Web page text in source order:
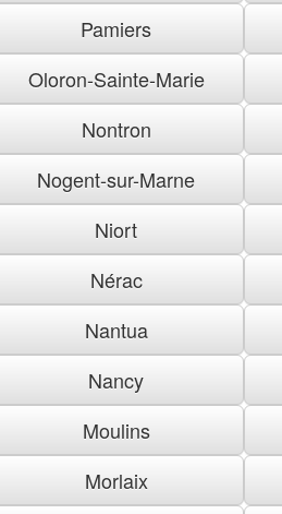
Pamiers
Oloron-Sainte-Marie
Nontron
Nogent-sur-Marne
Niort
Nérac
Nantua
Nancy
Moulins
Morlaix